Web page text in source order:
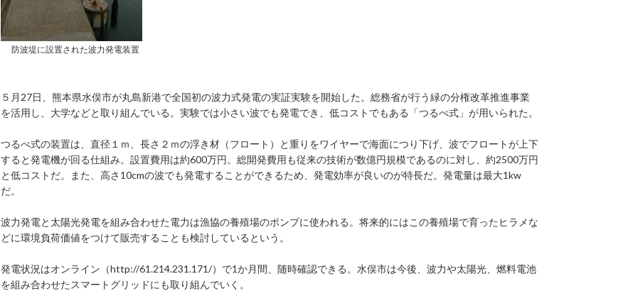
防波堤に設置された波力発電装置
５月27日、熊本県水俣市が丸島新港で全国初の波力式発電の実証実験を開始した。総務省が行う緑の分権改革推進事業
を活用し、大学などと取り組んでいる。実験では小さい波でも発電でき、低コストでもある「つるべ式」が用いられた。
つるべ式の装置は、直径１ｍ、長さ２ｍの浮き材（フロート）と重りをワイヤーで海面につり下げ、波でフロートが上下
すると発電機が回る仕組み。設置費用は約600万円。総開発費用も従来の技術が数億円規模であるのに対し、約2500万円
と低コストだ。また、高さ10cmの波でも発電することができるため、発電効率が良いのが特長だ。発電量は最大1kw
だ。
波力発電と太陽光発電を組み合わせた電力は漁協の養殖場のポンプに使われる。将来的にはこの養殖場で育ったヒラメな
どに環境負荷価値をつけて販売することも検討しているという。
発電状況はオンライン（http://61.214.231.171/）で1か月間、随時確認できる。水俣市は今後、波力や太陽光、燃料電池
を組み合わせたスマートグリッドにも取り組んでいく。